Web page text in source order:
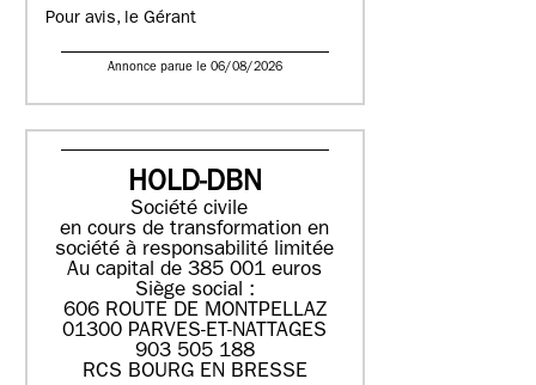
Pour avis, le Gérant
Annonce parue le 06/08/2026
HOLD-DBN
Société civile
en cours de transformation en
société à responsabilité limitée
Au capital de 385 001 euros
Siège social :
606 ROUTE DE MONTPELLAZ
01300 PARVES-ET-NATTAGES
903 505 188
RCS BOURG EN BRESSE